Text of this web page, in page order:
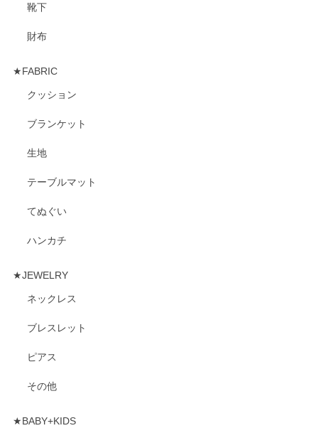
靴下
財布
★FABRIC
クッション
ブランケット
生地
テーブルマット
てぬぐい
ハンカチ
★JEWELRY
ネックレス
ブレスレット
ピアス
その他
★BABY+KIDS